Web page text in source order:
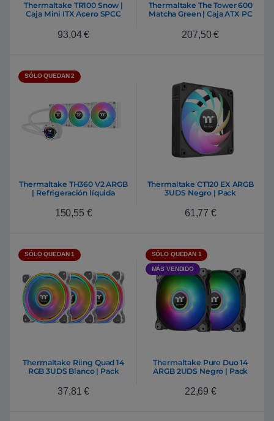
Thermaltake TR100 Snow |
Caja Mini ITX Acero SPCC
93,04€
Thermaltake The Tower 600
Matcha Green | Caja ATX PC
USB 3.2 Verde
207,50€
SÓLO QUEDAN 2
Thermaltake TH360 V2 ARGB
| Refrigeración líquida
150,55 €
Thermaltake CT120 EX ARGB
3UDS Negro | Pack
61,77 €
SÓLO QUEDAN 1
Thermaltake Riing Quad 14
RGB 3UDS Blanco | Pack
37,81€
SÓLO QUEDAN 1
MÁS VENDIDO
Thermaltake Pure Duo 14
ARGB 2UDS Negro | Pack
22,69 €